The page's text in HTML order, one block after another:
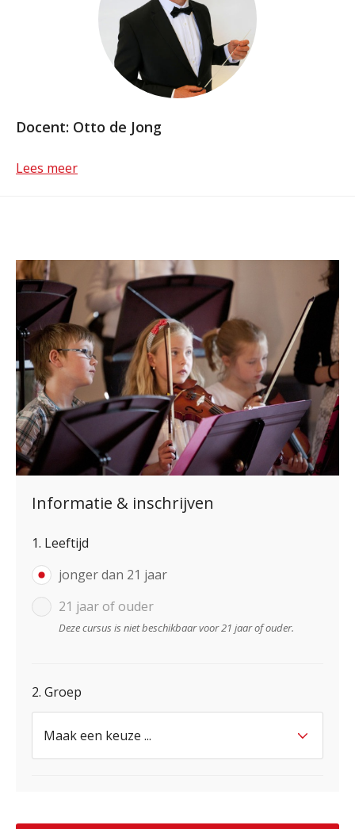
Docent: Otto de Jong
Lees meer
Informatie & inschrijven
1. Leeftijd
jonger dan 21 jaar
21 jaar of ouder
Deze cursus is niet beschikbaar voor 21 jaar of ouder.
2. Groep